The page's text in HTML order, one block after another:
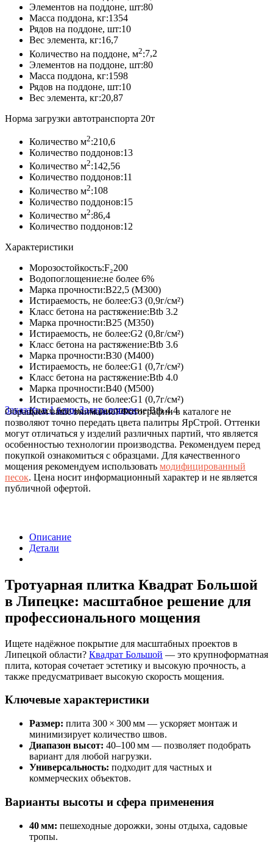
Элементов на поддоне, шт:80
Масса поддона, кг:1354
Рядов на поддоне, шт:10
Вес элемента, кг:16,7
Количество на поддоне, м2:7,2
Элементов на поддоне, шт:80
Масса поддона, кг:1598
Рядов на поддоне, шт:10
Вес элемента, кг:20,87
Норма загрузки автотранспорта 20т
Количество м2:210,6
Количество поддонов:13
Количество м2:142,56
Количество поддонов:11
Количество м2:108
Количество поддонов:15
Количество м2:86,4
Количество поддонов:12
Характеристики
Морозостойкость:F₂200
Водопоглощение:не более 6%
Марка прочности:В22,5 (М300)
Истираемость, не более:G3 (0,9г/см²)
Класс бетона на растяжение:Btb 3.2
Марка прочности:В25 (М350)
Истираемость, не более:G2 (0,8г/см²)
Класс бетона на растяжение:Btb 3.6
Марка прочности:В30 (М400)
Истираемость, не более:G1 (0,7г/см²)
Класс бетона на растяжение:Btb 4.0
Марка прочности:В40 (М500)
Истираемость, не более:G1 (0,7г/см²)
Класс бетона на растяжение:Btb 4.4
Заказать в 1 клик Задать вопрос
Обращаем ваше внимание!Фотографии в каталоге не
позволяют точно передать цвета палитры ЯрСтрой. Оттенки
могут отличаться у изделий различных партий, что является
особенностью технологии производства. Рекомендуем перед
покупкой ознакомиться с образцами. Для качественного
мощения рекомендуем использовать модифицированный
песок. Цена носит информационный характер и не является
публичной офертой.
Описание
Детали
Тротуарная плитка Квадрат Большой
в Липецке: масштабное решение для
профессионального мощения
Ищете надёжное покрытие для масштабных проектов в
Липецкой области? Квадрат Большой — это крупноформатная
плита, которая сочетает эстетику и высокую прочность, а
также предусматривает высокую скорость мощения.
Ключевые характеристики
Размер: плита 300 × 300 мм — ускоряет монтаж и
минимизирует количество швов.
Диапазон высот: 40–100 мм — позволяет подобрать
вариант для любой нагрузки.
Универсальность: подходит для частных и
коммерческих объектов.
Варианты высоты и сфера применения
40 мм: пешеходные дорожки, зоны отдыха, садовые
тропы.